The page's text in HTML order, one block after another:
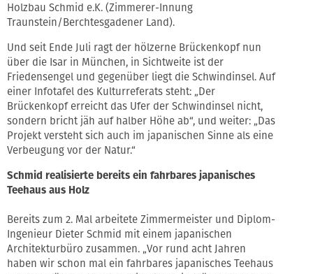
Holzbau Schmid e.K. (Zimmerer-Innung
Traunstein/Berchtesgadener Land).
Und seit Ende Juli ragt der hölzerne Brückenkopf nun
über die Isar in München, in Sichtweite ist der
Friedensengel und gegenüber liegt die Schwindinsel. Auf
einer Infotafel des Kulturreferats steht: „Der
Brückenkopf erreicht das Ufer der Schwindinsel nicht,
sondern bricht jäh auf halber Höhe ab“, und weiter: „Das
Projekt versteht sich auch im japanischen Sinne als eine
Verbeugung vor der Natur.“
Schmid realisierte bereits ein fahrbares japanisches
Teehaus aus Holz
Bereits zum 2. Mal arbeitete Zimmermeister und Diplom-
Ingenieur Dieter Schmid mit einem japanischen
Architekturbüro zusammen. „Vor rund acht Jahren
haben wir schon mal ein fahrbares japanisches Teehaus